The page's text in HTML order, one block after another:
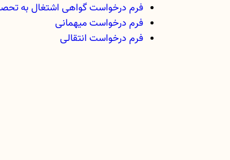
فرم درخواست گواهی اشتغال به
فرم درخواست میهمانی
فرم درخواست انتقالی